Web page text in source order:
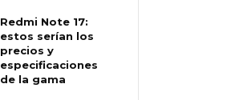
Redmi Note 17:
estos serían los
precios y
especificaciones
de la gama